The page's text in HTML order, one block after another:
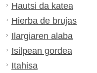
Hautsi da katea
Hierba de brujas
Ilargiaren alaba
Isilpean gordea
Itahisa